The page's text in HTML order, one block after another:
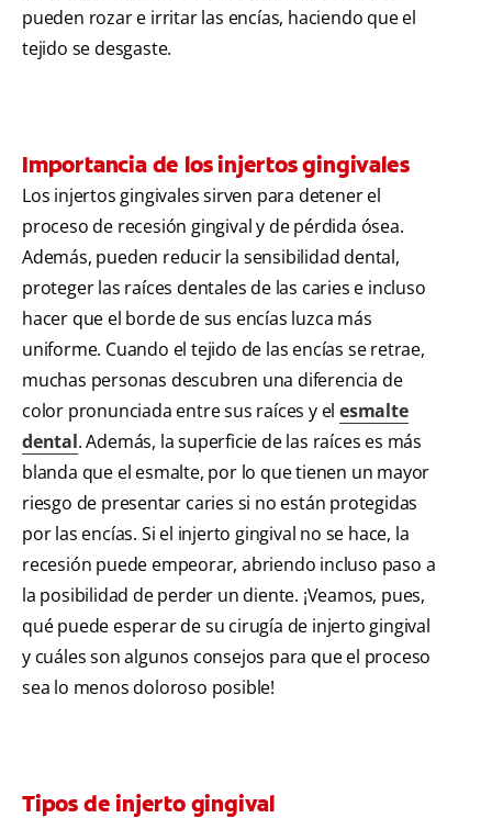
pueden rozar e irritar las encías, haciendo que el
tejido se desgaste.
Importancia de los injertos gingivales
Los injertos gingivales sirven para detener el
proceso de recesión gingival y de pérdida ósea.
Además, pueden reducir la sensibilidad dental,
proteger las raíces dentales de las caries e incluso
hacer que el borde de sus encías luzca más
uniforme. Cuando el tejido de las encías se retrae,
muchas personas descubren una diferencia de
color pronunciada entre sus raíces y el esmalte
dental. Además, la superficie de las raíces es más
blanda que el esmalte, por lo que tienen un mayor
riesgo de presentar caries si no están protegidas
por las encías. Si el injerto gingival no se hace, la
recesión puede empeorar, abriendo incluso paso a
la posibilidad de perder un diente. ¡Veamos, pues,
qué puede esperar de su cirugía de injerto gingival
y cuáles son algunos consejos para que el proceso
sea lo menos doloroso posible!
Tipos de injerto gingival